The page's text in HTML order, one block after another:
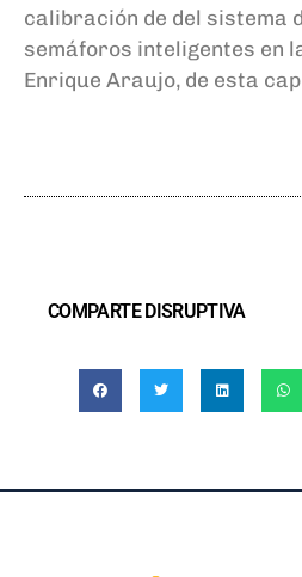
calibración de del sistema
semáforos inteligentes en
Enrique Araujo, de esta
COMPARTE DISRUPTIVA